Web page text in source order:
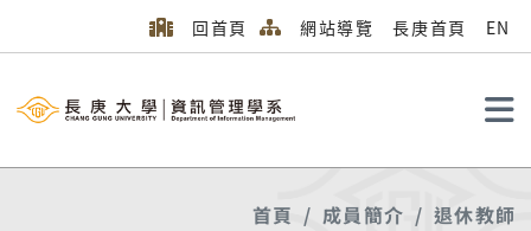
回首頁 網站導覽 長庚首頁 EN
首頁 成員簡介 退休教師